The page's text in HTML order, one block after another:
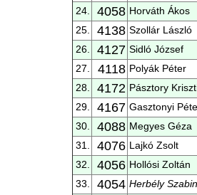
24.
4058 Horváth Ákos
25.
4138 Szollár László
26.
4127 Sidló József
27.
4118 Polyák Péter
28.
4172 Pásztory
29.
4167 Gasztonyi
30.
4088 Megyes Géza
31.
4076 Lajkó Zsolt
32.
4056 Hollósi Zoltán
33.
4054 Herbély